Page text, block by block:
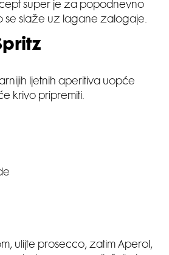
super je za popodnevno
se slaže uz lagane zalogaje.
ljetnih aperitiva uopće
krivo pripremiti.
ulijte prosecco, zatim Aperol,